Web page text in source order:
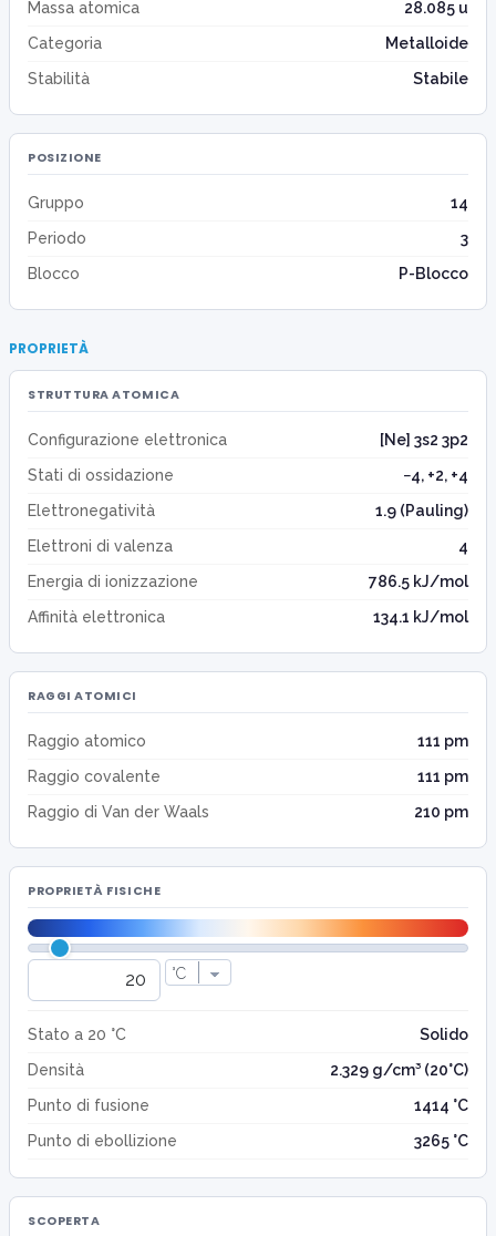
Massa atomica
28.085 u
Categoria
Metalloide
Stabilità
Stabile
POSIZIONE
Gruppo
14
Periodo
3
Blocco
P-Blocco
PROPRIETÀ
STRUTTURA ATOMICA
Configurazione elettronica
[Ne] 3s2 3p2
Stati di ossidazione
−4, +2, +4
Elettronegatività
1.9 (Pauling)
Elettroni di valenza
4
Energia di ionizzazione
786.5 kJ/mol
Affinità elettronica
134.1 kJ/mol
RAGGI ATOMICI
Raggio atomico
111 pm
Raggio covalente
111 pm
Raggio di Van der Waals
210 pm
PROPRIETÀ FISICHE
Stato a 20 °C
Solido
Densità
2.329 g/cm³ (20°C)
Punto di fusione
1414 °C
Punto di ebollizione
3265 °C
SCOPERTA